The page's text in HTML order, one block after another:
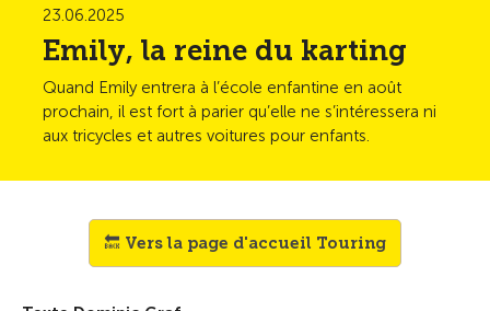
23.06.2025
Emily, la reine du karting
Quand Emily entrera à l’école enfantine en août
prochain, il est fort à parier qu’elle ne s’intéressera ni
aux tricycles et autres voitures pour enfants.
🔙 Vers la page d'accueil Touring